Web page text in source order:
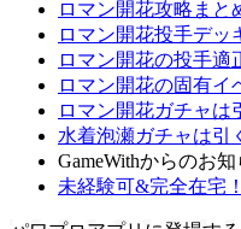
ロマン開花攻略まと
ロマン開花投手デッ
ロマン開花の投手適
ロマン開花の固有イ
ロマン開花ガチャは
水着泡瀬ガチャは引
GameWithからのお
未経験可&完全在宅